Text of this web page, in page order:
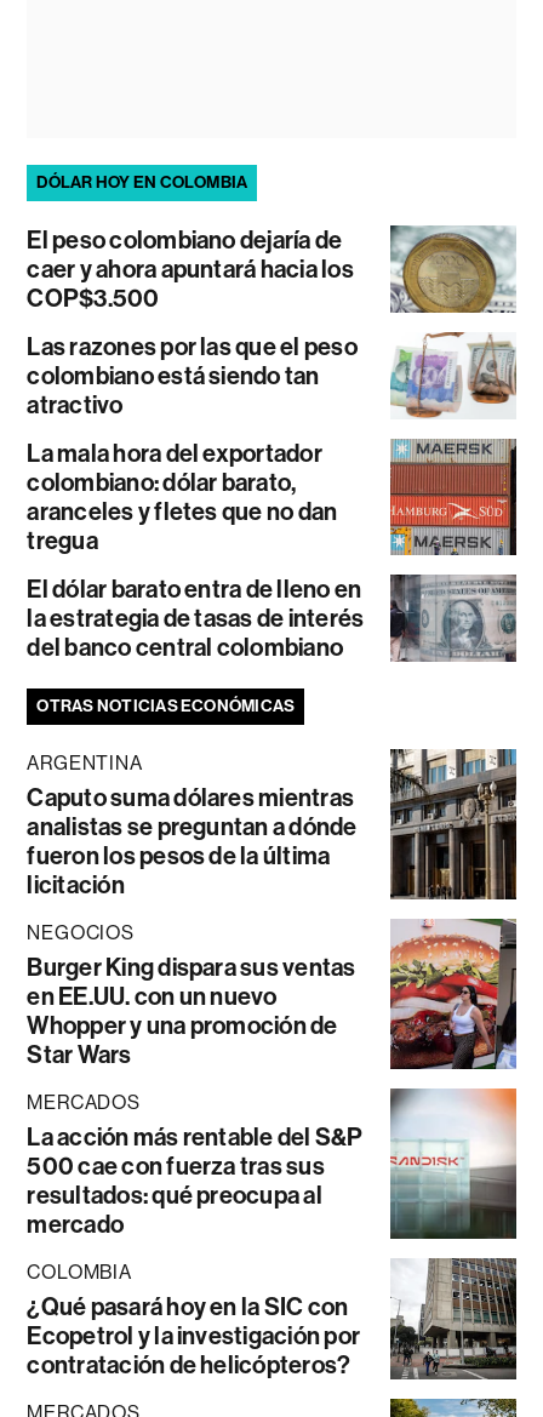
DÓLAR HOY EN COLOMBIA
El peso colombiano dejaría de
caer y ahora apuntará hacia los
COP$3.500
Las razones por las que el peso
colombiano está siendo tan
atractivo
La mala hora del exportador
colombiano: dólar barato,
aranceles y fletes que no dan
tregua
El dólar barato entra de lleno en
la estrategia de tasas de interés
del banco central colombiano
OTRAS NOTICIAS ECONÓMICAS
ARGENTINA
Caputo suma dólares mientras
analistas se preguntan a dónde
fueron los pesos de la última
licitación
NEGOCIOS
Burger King dispara sus ventas
en EE.UU. con un nuevo
Whopper y una promoción de
Star Wars
MERCADOS
La acción más rentable del S&P
500 cae con fuerza tras sus
resultados: qué preocupa al
mercado
COLOMBIA
¿Qué pasará hoy en la SIC con
Ecopetrol y la investigación por
contratación de helicópteros?